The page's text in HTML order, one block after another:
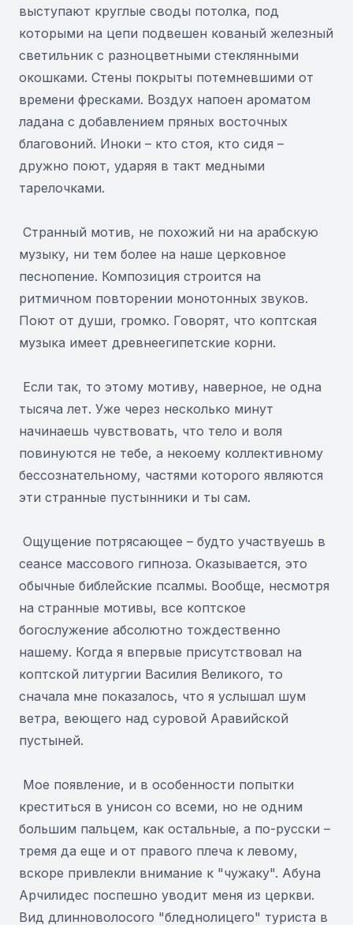
выступают круглые своды потолка, под
которыми на цепи подвешен кованый железный
светильник с разноцветными стеклянными
окошками. Стены покрыты потемневшими от
времени фресками. Воздух напоен ароматом
ладана с добавлением пряных восточных
благовоний. Иноки – кто стоя, кто сидя –
дружно поют, ударяя в такт медными
тарелочками.
Странный мотив, не похожий ни на арабскую
музыку, ни тем более на наше церковное
песнопение. Композиция строится на
ритмичном повторении монотонных звуков.
Поют от души, громко. Говорят, что коптская
музыка имеет древнеегипетские корни.
Если так, то этому мотиву, наверное, не одна
тысяча лет. Уже через несколько минут
начинаешь чувствовать, что тело и воля
повинуются не тебе, а некоему коллективному
бессознательному, частями которого являются
эти странные пустынники и ты сам.
Ощущение потрясающее – будто участвуешь в
сеансе массового гипноза. Оказывается, это
обычные библейские псалмы. Вообще, несмотря
на странные мотивы, все коптское
богослужение абсолютно тождественно
нашему. Когда я впервые присутствовал на
коптской литургии Василия Великого, то
сначала мне показалось, что я услышал шум
ветра, веющего над суровой Аравийской
пустыней.
Мое появление, и в особенности попытки
креститься в унисон со всеми, но не одним
большим пальцем, как остальные, а по-русски –
тремя да еще и от правого плеча к левому,
вскоре привлекли внимание к "чужаку". Абуна
Арчилидес поспешно уводит меня из церкви.
Вид длинноволосого "бледнолицего" туриста в